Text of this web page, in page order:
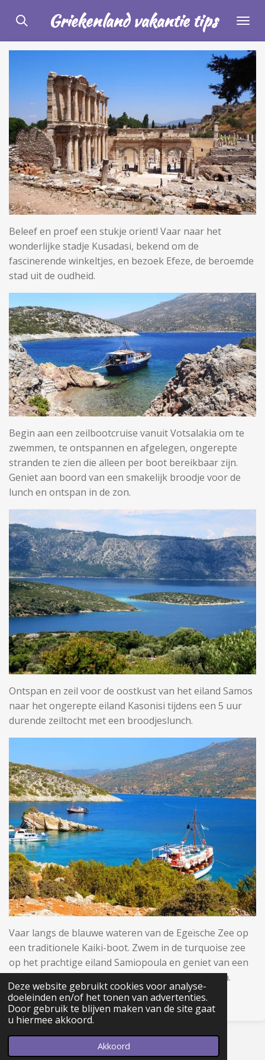
Deze website gebruikt cookies voor analyse-
doeleinden en/of het tonen van advertenties.
Door gebruik te blijven maken van de site gaat
u hiermee akkoord.
Akkoord
direct
naar
hoofdinhoud
Griekenland vakantie tips
Beleef en proef een stukje orient! Vaar naar het
wonderlijke stadje Kusadasi, bekend om de
fascinerende winkeltjes, en bezoek Efeze, de beroemde
stad uit de oudheid.
Begin aan een zeilbootcruise vanuit Votsalakia om te
zwemmen, te ontspannen en afgelegen, ongerepte
stranden te zien die alleen per boot bereikbaar zijn.
Geniet aan boord van een smakelijk broodje voor de
lunch en ontspan in de zon.
Ontspan en zeil voor de oostkust van het eiland Samos
naar het ongerepte eiland Kasonisi tijdens een 5 uur
durende zeiltocht met een broodjeslunch.
Vaar langs de blauwe wateren van de Egeïsche Zee op
een traditionele Kaiki-boot. Zwem in de turquoise zee
op het prachtige eiland Samiopoula en geniet van een
smakelijke barbecue op het strand van Kakorema.
© 2019 - 2026 Griekenland vakantie tips